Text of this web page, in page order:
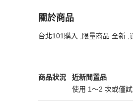
關於商品
關於Coach 麂皮側肩包 斜
台北101購入 ,限量商品 全新 ,
商品狀況
Coach女包 商品狀態與細節
近新閒置品
使用 1～2 次或僅
近新閒置品